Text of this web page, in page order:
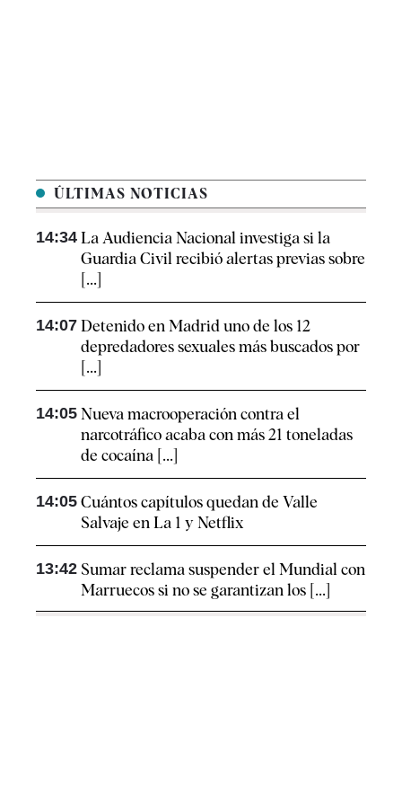
ÚLTIMAS NOTICIAS
14:34 La Audiencia Nacional investiga si la
Guardia Civil recibió alertas previas sobre
[...]
14:07 Detenido en Madrid uno de los 12
depredadores sexuales más buscados por
[...]
14:05 Nueva macrooperación contra el
narcotráfico acaba con más 21 toneladas
de cocaína [...]
14:05 Cuántos capítulos quedan de Valle
Salvaje en La 1 y Netflix
13:42 Sumar reclama suspender el Mundial con
Marruecos si no se garantizan los [...]